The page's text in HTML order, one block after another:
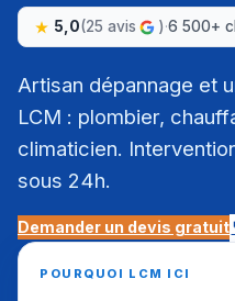
5,0(25 avis )·6 500+
Artisan dépannage et
LCM : plombier,
climaticien.
sous 24h.
Demander un devis gratuit
POURQUOI LCM ICI